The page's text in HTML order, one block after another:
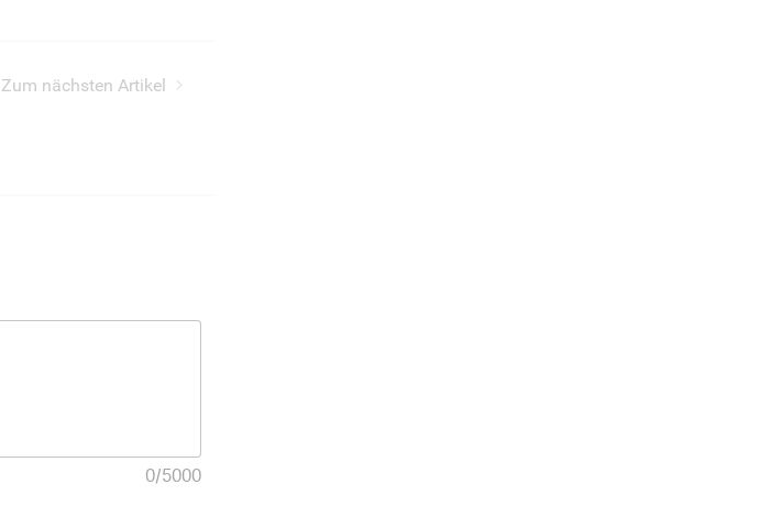
Zum nächsten Artikel
0/5000